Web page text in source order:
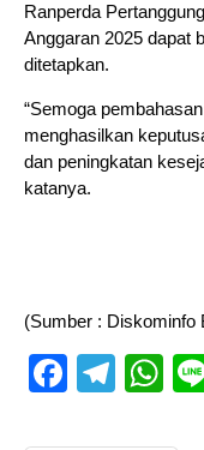
Ranperda
Anggaran 2025 dapat
ditetapkan.
“Semoga
menghasilkan
dan peningkatan
katanya.
(Sumber : Diskominfo